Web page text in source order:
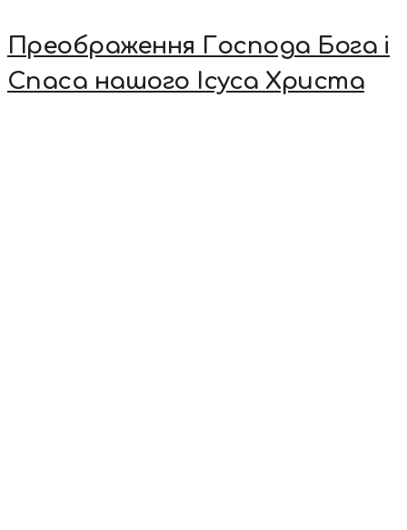
Преображення Господа Бога і
Спаса нашого Ісуса Христа